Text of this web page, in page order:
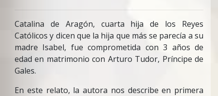
Catalina de Aragón, cuarta hija de los Reyes
Católicos y dicen que la hija que más se parecía a su
madre Isabel, fue comprometida con 3 años de
edad en matrimonio con Arturo Tudor, Príncipe de
Gales.
En este relato, la autora nos describe en primera